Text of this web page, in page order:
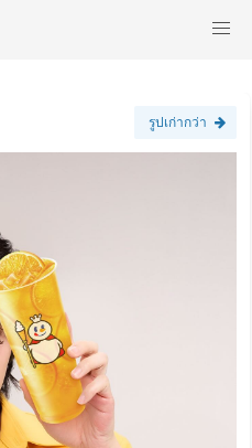
รูปเก่ากว่า